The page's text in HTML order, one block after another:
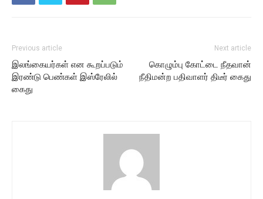
Previous article
இலங்கையர்கள் என கூறப்படும்
இரண்டு பெண்கள் இஸ்ரேலில்
கைது
Next article
கொழும்பு கோட்டை நீதவான்
நீதிமன்ற பதிவாளர் திடீர் கைது